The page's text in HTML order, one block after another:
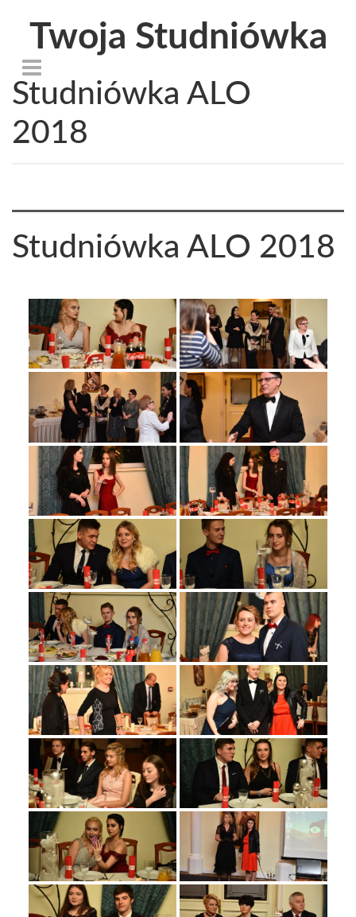
Twoja Studniówka
Studniówka ALO
2018
Studniówka ALO 2018